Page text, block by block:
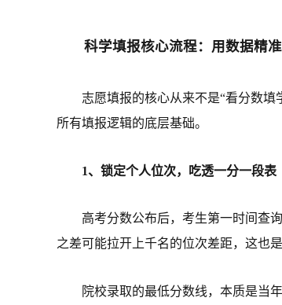
科学填报核心流程：用数据精
志愿填报的核心从来不是“看分数填
所有填报逻辑的底层基础。
1、锁定个人位次，吃透一分一段表
高考分数公布后，考生第一时间查
之差可能拉开上千名的位次差距，这也
院校录取的最低分数线，本质是当